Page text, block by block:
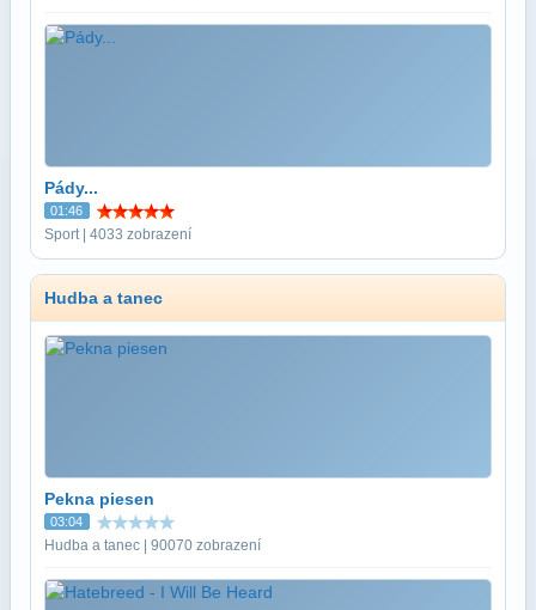
Pády...
01:46
Sport | 4033 zobrazení
Hudba a tanec
Pekna piesen
03:04
Hudba a tanec | 90070 zobrazení